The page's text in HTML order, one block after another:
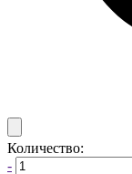
Количество:
-